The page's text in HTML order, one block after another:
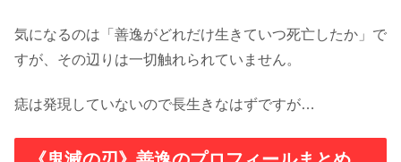
気になるのは「善逸がどれだけ生きていつ死亡したか」で
すが、その辺りは一切触れられていません。
痣は発現していないので長生きなはずですが…